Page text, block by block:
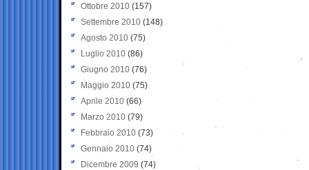
Ottobre 2010 (157)
Settembre 2010 (148)
Agosto 2010 (75)
Luglio 2010 (86)
Giugno 2010 (76)
Maggio 2010 (75)
Aprile 2010 (66)
Marzo 2010 (79)
Febbraio 2010 (73)
Gennaio 2010 (74)
Dicembre 2009 (74)